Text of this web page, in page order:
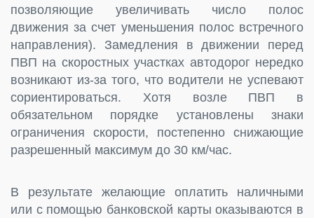
позволяющие увеличивать число полос
движения за счет уменьшения полос встречного
направления). Замедления в движении перед
ПВП на скоростных участках автодорог нередко
возникают из-за того, что водители не успевают
сориентироваться. Хотя возле ПВП в
обязательном порядке установлены знаки
ограничения скорости, постепенно снижающие
разрешенный максимум до 30 км/час.
В результате желающие оплатить наличными
или с помощью банковской карты оказываются в